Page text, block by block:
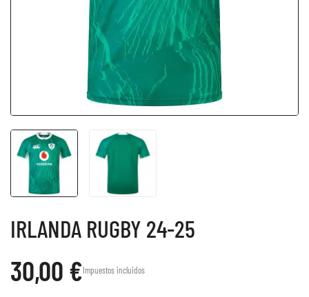
IRLANDA RUGBY 24-25
30,00 €Impuestos incluidos